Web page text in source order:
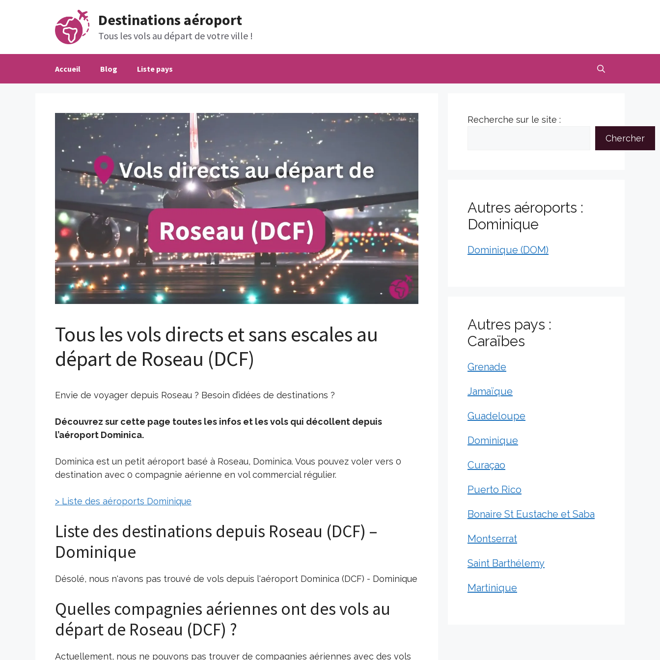
Destinations aéroport
Tous les vols au départ de votre ville !
Accueil Blog Liste pays
Tous les vols directs et sans escales au
départ de Roseau (DCF)
Envie de voyager depuis Roseau ? Besoin d’idées de destinations ?
Découvrez sur cette page toutes les infos et les vols qui décollent depuis
l’aéroport Dominica.
Dominica est un petit aéroport basé à Roseau, Dominica. Vous pouvez voler vers 0
destination avec 0 compagnie aérienne en vol commercial régulier.
> Liste des aéroports Dominique
Liste des destinations depuis Roseau (DCF) –
Dominique
Désolé, nous n'avons pas trouvé de vols depuis l'aéroport Dominica (DCF) - Dominique
Quelles compagnies aériennes ont des vols au
départ de Roseau (DCF) ?
Actuellement, nous ne pouvons pas trouver de compagnies aériennes avec des vols
Recherche sur le site :
Chercher
Autres aéroports :
Dominique
Dominique (DOM)
Autres pays :
Caraïbes
Grenade
Jamaïque
Guadeloupe
Dominique
Curaçao
Puerto Rico
Bonaire St Eustache et Saba
Montserrat
Saint Barthélemy
Martinique